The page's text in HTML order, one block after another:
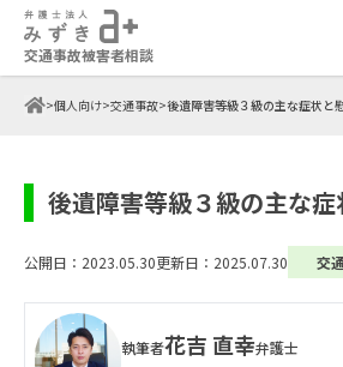
交通事故被害者相談
>個人向け>交通事故>後遺障害等級３級の主な症状と
後遺障害等級３級の主な
公開日：2023.05.30更新日：2025.07.30 交
執筆者花吉 直幸弁護士